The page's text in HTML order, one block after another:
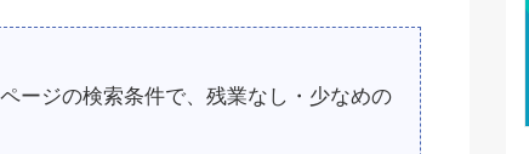
ージの検索条件で、残業なし・少なめの